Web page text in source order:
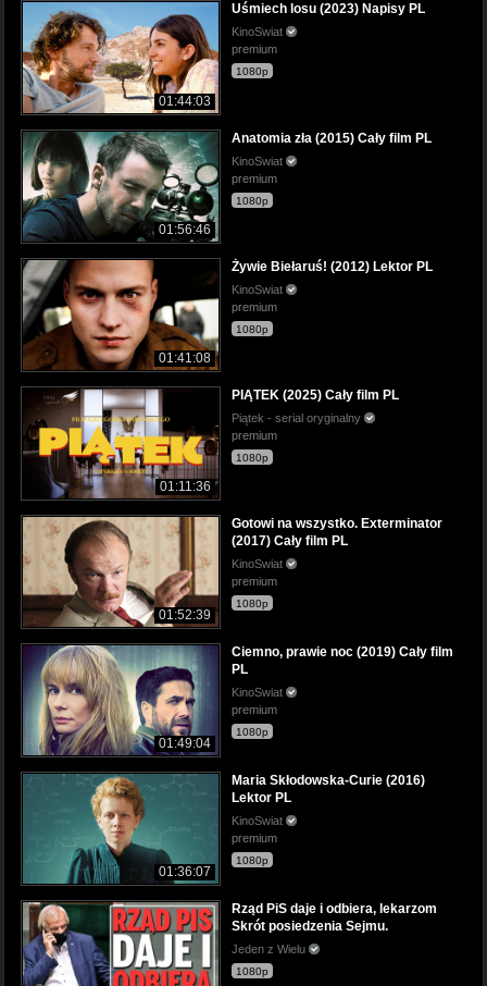
01:44:03
Uśmiech losu (2023) Napisy PL
KinoSwiat
premium
1080p
01:56:46
Anatomia zła (2015) Cały film PL
KinoSwiat
premium
1080p
01:41:08
Żywie Biełaruś! (2012) Lektor PL
KinoSwiat
premium
1080p
01:11:36
PIĄTEK (2025) Cały film PL
Piątek - serial oryginalny
premium
1080p
01:52:39
Gotowi na wszystko. Exterminator
(2017) Cały film PL
KinoSwiat
premium
1080p
01:49:04
Ciemno, prawie noc (2019) Cały film
PL
KinoSwiat
premium
1080p
01:36:07
Maria Skłodowska-Curie (2016)
Lektor PL
KinoSwiat
premium
1080p
Rząd PiS daje i odbiera, lekarzom
Skrót posiedzenia Sejmu.
Jeden z Wielu
1080p